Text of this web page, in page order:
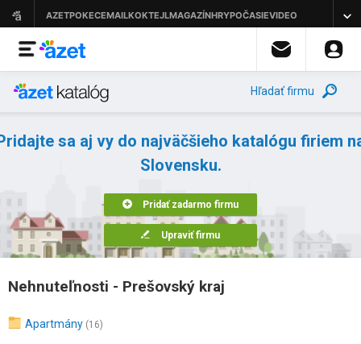
Hľadať firmu
sa aj vy do najväčšieho katalógu firiem
Slovensku.
Pridať zadarmo firmu
Upraviť firmu
Nehnuteľnosti - Prešovský kraj
Apartmány (16)